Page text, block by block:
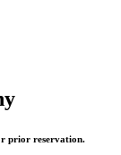
prior reservation.